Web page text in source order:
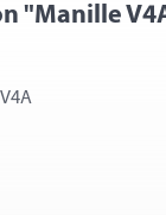
"Manille